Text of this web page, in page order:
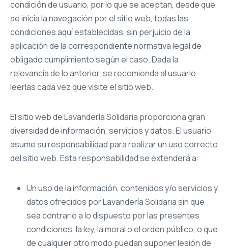
condición de usuario, por lo que se aceptan, desde que
se inicia la navegación por el sitio web, todas las
condiciones aquí establecidas, sin perjuicio de la
aplicación de la correspondiente normativa legal de
obligado cumplimiento según el caso. Dada la
relevancia de lo anterior, se recomienda al usuario
leerlas cada vez que visite el sitio web.
El sitio web de Lavandería Solidaria proporciona gran
diversidad de información, servicios y datos. El usuario
asume su responsabilidad para realizar un uso correcto
del sitio web. Esta responsabilidad se extenderá a:
Un uso de la información, contenidos y/o servicios y
datos ofrecidos por Lavandería Solidaria sin que
sea contrario a lo dispuesto por las presentes
condiciones, la ley, la moral o el orden público, o que
de cualquier otro modo puedan suponer lesión de